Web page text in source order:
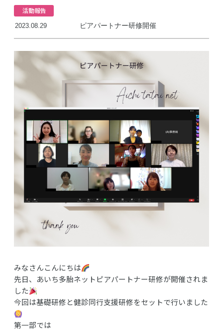
活動報告
2023.08.29 ピアパートナー研修開催
みなさんこんにちは
先日、あいち多胎ネットピアパートナー研修が開催されま
した
今回は基礎研修と健診同行支援研修をセットで行いました
第一部では